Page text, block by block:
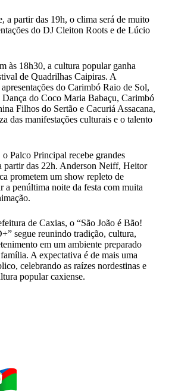
a partir das 19h, o clima será de muito
do DJ Cleiton Roots e de Lúcio
às 18h30, a cultura popular ganha
de Quadrilhas Caipiras. A
do Carimbó Raio de Sol,
do Coco Maria Babaçu, Carimbó
Filhos do Sertão e Cacuriá Assacana,
das manifestações culturais e o talento
Palco Principal recebe grandes
partir das 22h. Anderson Neiff, Heitor
prometem um show repleto de
a penúltima noite da festa com muita
de Caxias, o “São João é Bão!
segue reunindo tradição, cultura,
em um ambiente preparado
A expectativa é de mais uma
celebrando as raízes nordestinas e
popular caxiense.